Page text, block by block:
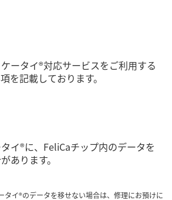
ータイ®対応サービスをご利用する
を記載しております。
イ®に、FeliCaチップ内のデータを
あります。
タイ®のデータを移せない場合は、修理にお預けに